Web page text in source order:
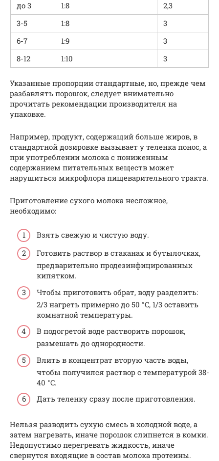
до 3
1:8
2,3
3-5
1:8
3
6-7
1:9
3
8-12
1:10 3
Указанные пропорции стандартные, но, прежде чем
разбавлять порошок, следует внимательно
прочитать рекомендации производителя на
упаковке.
Например, продукт, содержащий больше жиров, в
стандартной дозировке вызывает у теленка понос, а
при употреблении молока с пониженным
содержанием питательных веществ может
нарушиться микрофлора пищеварительного тракта.
Приготовление сухого молока несложное,
необходимо:
Взять свежую и чистую воду.
Готовить раствор в стаканах и бутылочках,
предварительно продезинфицированных
кипятком.
Чтобы приготовить обрат, воду разделить:
2/3 нагреть примерно до 50 °C, 1/3 оставить
комнатной температуры.
В подогретой воде растворить порошок,
размешать до однородности.
Влить в концентрат вторую часть воды,
чтобы получился раствор с температурой 38-
40 °C.
Дать теленку сразу после приготовления.
Нельзя разводить сухую смесь в холодной воде, а
затем нагревать, иначе порошок слипнется в комки.
Недопустимо перегревать жидкость, иначе
свернутся входящие в состав молока протеины.